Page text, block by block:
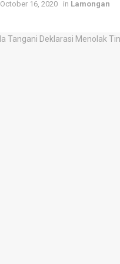
October 16, 2020 in Lamongan